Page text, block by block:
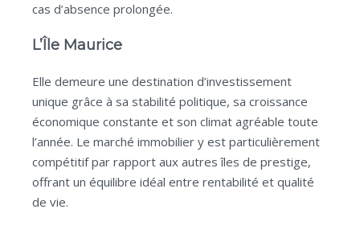
cas d’absence prolongée.
L’Île Maurice
Elle demeure une destination d’investissement
unique grâce à sa stabilité politique, sa croissance
économique constante et son climat agréable toute
l’année. Le marché immobilier y est particulièrement
compétitif par rapport aux autres îles de prestige,
offrant un équilibre idéal entre rentabilité et qualité
de vie.